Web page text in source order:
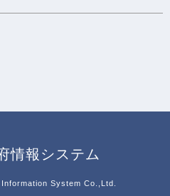
情報システム
System Co.,Ltd.